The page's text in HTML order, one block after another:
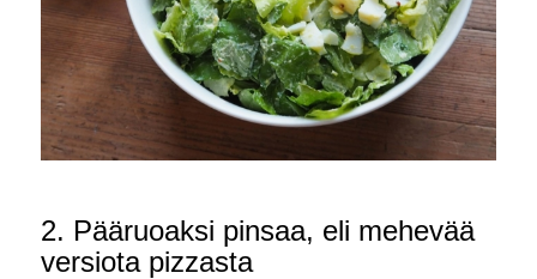
2. Pääruoaksi pinsaa, eli mehevää
versiota pizzasta